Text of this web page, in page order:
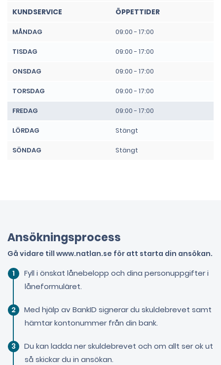
KUNDSERVICE ÖPPETTIDER
MÅNDAG 09:00 - 17:00
TISDAG 09:00 - 17:00
ONSDAG 09:00 - 17:00
TORSDAG 09:00 - 17:00
FREDAG 09:00 - 17:00
LÖRDAG Stängt
SÖNDAG Stängt
Ansökningsprocess
Gå vidare till www.natlan.se för att starta din ansökan.
Fyll i önskat lånebelopp och dina personuppgifter i
låneformuläret.
Med hjälp av BankID signerar du skuldebrevet samt
hämtar kontonummer från din bank.
Du kan ladda ner skuldebrevet och om allt ser ok ut
så skickar du in ansökan.